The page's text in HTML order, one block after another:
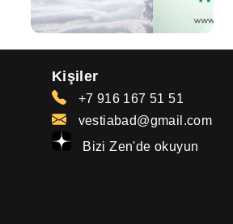
Kişiler
+7 916 167 51 51
vestiabad@gmail.com
Bizi Zen'de okuyun